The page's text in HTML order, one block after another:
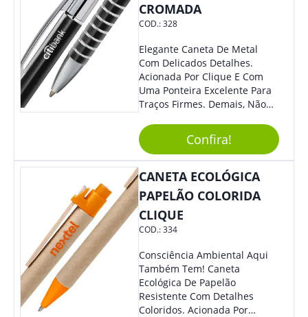
CROMADA
COD.:328
Elegante Caneta De Metal
Com Delicados Detalhes.
Acionada Por Clique E Com
Uma Ponteira Excelente Para
Traços Firmes. Demais, Não
Confira!
CANETA ECOLÓGICA
PAPELÃO COLORIDA
CLIQUE
COD.:334
Consciência Ambiental Aqui
Também Tem! Caneta
Ecológica De Papelão
Resistente Com Detalhes
Coloridos. Acionada Por